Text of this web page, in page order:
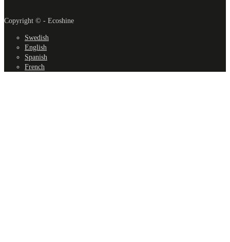
Copyright © - Ecoshine
Swedish
English
Spanish
French